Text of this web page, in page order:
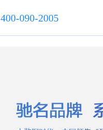
400-090-2005